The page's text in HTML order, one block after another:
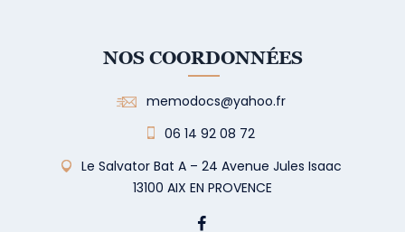
NOS COORDONNÉES
memodocs@yahoo.fr
06 14 92 08 72
Le Salvator Bat A – 24 Avenue Jules Isaac
13100 AIX EN PROVENCE